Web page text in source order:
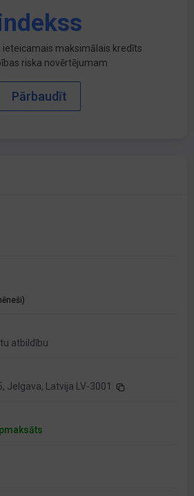
ieteicamais maksimālais kredīts
riska novērtējumam
Pārbaudīt
atbildību
Jelgava, Latvija LV-3001